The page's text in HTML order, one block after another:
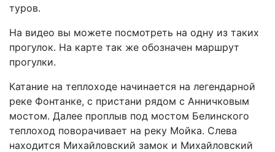
туров.
На видео вы можете посмотреть на одну из таких
прогулок. На карте так же обозначен маршрут
прогулки.
Катание на теплоходе начинается на легендарной
реке Фонтанке, с пристани рядом с Анничковым
мостом. Далее проплыв под мостом Белинского
теплоход поворачивает на реку Мойка. Слева
находится Михайловский замок и Михайловский